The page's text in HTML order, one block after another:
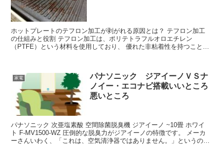
ホットプレートのテフロン加工が剥がれる原因とは？ テフロン加工
の仕組みと役割 テフロン加工は、ポリテトラフルオロエチレン
（PTFE）という材料を使用しており、 優れた非粘着性を持つことで
家電
パナソニック ジアイーノＶＳナ
ノイー・エコナビ搭載いいところ
悪いところ
パナソニック 次亜塩素酸 空間除菌脱臭機 ジアイーノ ~10畳 ホワイ
ト F-MV1500-WZ 圧倒的な脱臭力がジアイーノの特徴です。 メーカ
ーさんいわく、「これは、空気清浄器ではありません。」というので